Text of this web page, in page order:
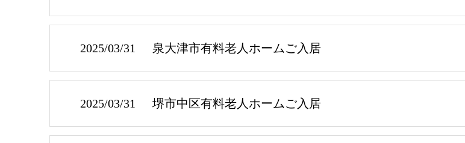
2025/03/31 泉大津市有料老人ホームご入居
2025/03/31 堺市中区有料老人ホームご入居